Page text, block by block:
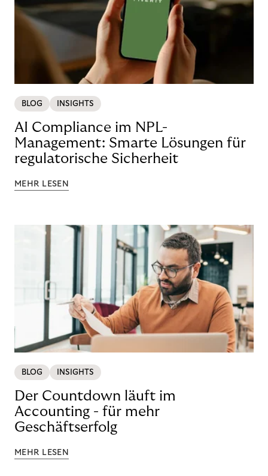
BLOG INSIGHTS
AI Compliance im NPL-
Management: Smarte Lösungen für
regulatorische Sicherheit
MEHR LESEN
BLOG INSIGHTS
Der Countdown läuft im
Accounting - für mehr
Geschäftserfolg
MEHR LESEN